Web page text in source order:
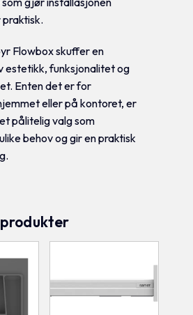
Flowbox skuffer en
estetikk, funksjonalitet og
Enten det er for
eller på kontoret, er
pålitelig valg som
behov og gir en praktisk